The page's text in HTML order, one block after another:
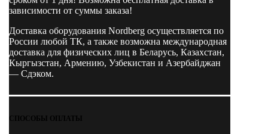
зависимости от суммы заказа!
Доставка оборудования Nordberg осуществляется по
России любой ТК, а также возможна международная
доставка для физических лиц в Беларусь, Казахстан,
Кыргызстан, Армению, Узбекистан и Азербайджан
— Сдэком.
СПОСОБЫ ОПЛАТЫ